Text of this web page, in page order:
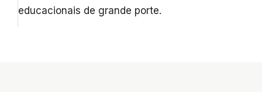
educacionais de grande porte.